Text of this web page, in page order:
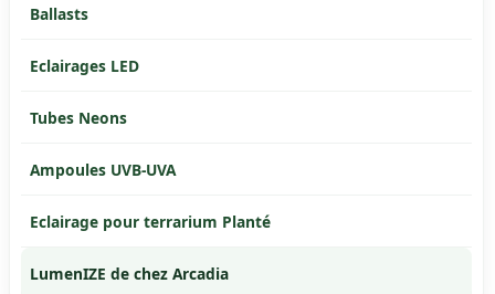
Ballasts
Eclairages LED
Tubes Neons
Ampoules UVB-UVA
Eclairage pour terrarium Planté
LumenIZE de chez Arcadia